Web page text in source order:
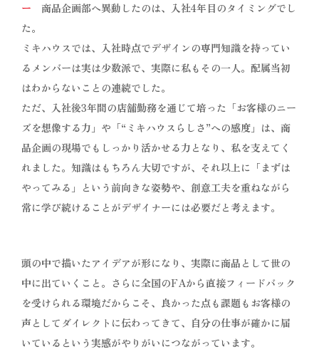
ー 商品企画部へ異動したのは、入社4年目のタイミングでし
た。
ミキハウスでは、入社時点でデザインの専門知識を持ってい
るメンバーは実は少数派で、実際に私もその一人。配属当初
はわからないことの連続でした。
ただ、入社後3年間の店舗勤務を通じて培った「お客様のニー
ズを想像する力」や「“ミキハウスらしさ”への感度」は、商
品企画の現場でもしっかり活かせる力となり、私を支えてく
れました。知識はもちろん大切ですが、それ以上に「まずは
やってみる」という前向きな姿勢や、創意工夫を重ねながら
常に学び続けることがデザイナーには必要だと考えます。
頭の中で描いたアイデアが形になり、実際に商品として世の
中に出ていくこと。さらに全国のFAから直接フィードバック
を受けられる環境だからこそ、良かった点も課題もお客様の
声としてダイレクトに伝わってきて、自分の仕事が確かに届
いているという実感がやりがいにつながっています。